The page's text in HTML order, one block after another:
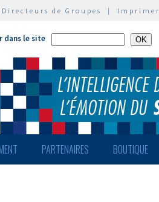
Directeurs de Groupes | Imprimer
dans le site
PARTENAIRES BOUTIQUE